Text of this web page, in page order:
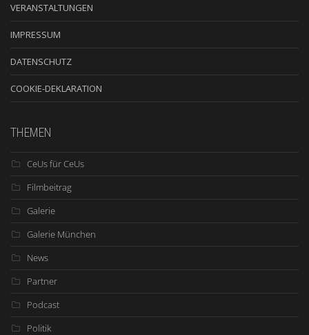
VERANSTALTUNGEN
IMPRESSUM
DATENSCHUTZ
COOKIE-DEKLARATION
THEMEN
CeUs für CeUs
Filmbeitrag
Galerie
Galerie München
News
Partner
Podcast
Politik